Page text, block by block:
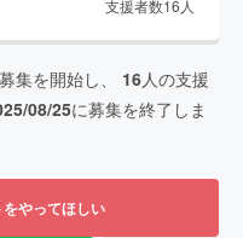
支援者数16人
集を開始し、 16人の支援
08/25に募集を終了しま
やってほしい